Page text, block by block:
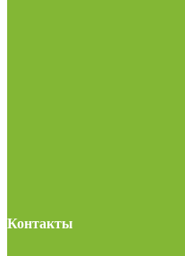
Контакты